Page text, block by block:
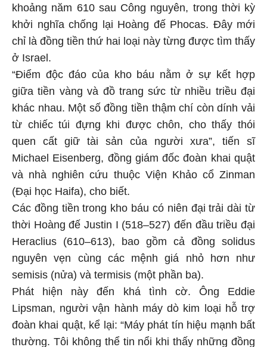
khoảng năm 610 sau Công nguyên, trong thời kỳ
khởi nghĩa chống lại Hoàng đế Phocas. Đây mới
chỉ là đồng tiền thứ hai loại này từng được tìm thấy
ở Israel.
“Điểm độc đáo của kho báu nằm ở sự kết hợp
giữa tiền vàng và đồ trang sức từ nhiều triều đại
khác nhau. Một số đồng tiền thậm chí còn dính vải
từ chiếc túi đựng khi được chôn, cho thấy thói
quen cất giữ tài sản của người xưa”, tiến sĩ
Michael Eisenberg, đồng giám đốc đoàn khai quật
và nhà nghiên cứu thuộc Viện Khảo cổ Zinman
(Đại học Haifa), cho biết.
Các đồng tiền trong kho báu có niên đại trải dài từ
thời Hoàng đế Justin I (518–527) đến đầu triều đại
Heraclius (610–613), bao gồm cả đồng solidus
nguyên vẹn cùng các mệnh giá nhỏ hơn như
semisis (nửa) và termisis (một phần ba).
Phát hiện này đến khá tình cờ. Ông Eddie
Lipsman, người vận hành máy dò kim loại hỗ trợ
đoàn khai quật, kể lại: “Máy phát tín hiệu mạnh bất
thường. Tôi không thể tin nổi khi thấy những đồng